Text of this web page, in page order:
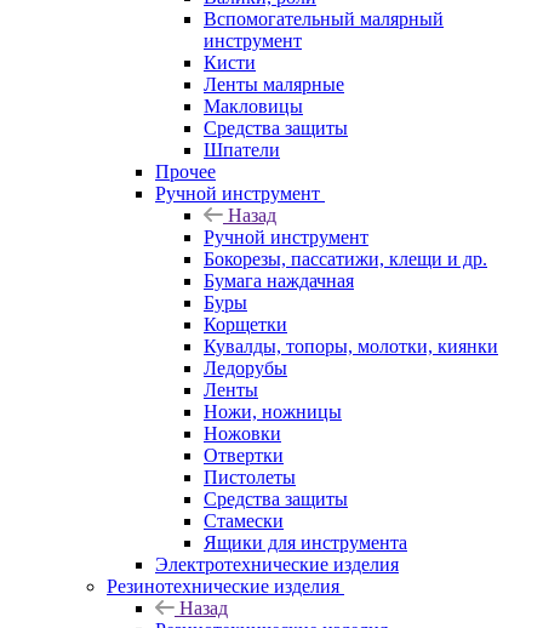
Вспомогательный малярный
инструмент
Кисти
Ленты малярные
Макловицы
Средства защиты
Шпатели
Прочее
Ручной инструмент
Назад
Ручной инструмент
Бокорезы, пассатижи, клещи и др.
Бумага наждачная
Буры
Корщетки
Кувалды, топоры, молотки, киянки
Ледорубы
Ленты
Ножи, ножницы
Ножовки
Отвертки
Пистолеты
Средства защиты
Стамески
Ящики для инструмента
Электротехнические изделия
Резинотехнические изделия
Назад